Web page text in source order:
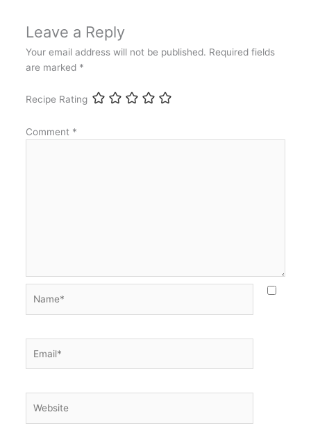
Leave a Reply
Your email address will not be published. Required fields
are marked *
Recipe Rating
Comment *